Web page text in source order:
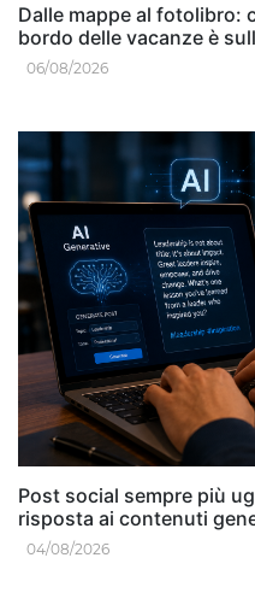
Dalle mappe al fotolibro:
bordo delle vacanze è
06/08/2026
Post social sempre più
risposta ai contenuti
04/08/2026